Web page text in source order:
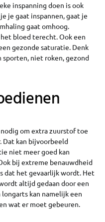
inspanning doen is ook
je gaat inspannen, gaat je
gaat omhoog.
bloed terecht. Ook een
gezonde saturatie. Denk
niet roken, gezond
om extra zuurstof toe
Dat kan bijvoorbeeld
niet meer goed kan
bij extreme benauwdheid
dat het gevaarlijk wordt. Het
altijd gedaan door een
kan namelijk een
wat er moet gebeuren.